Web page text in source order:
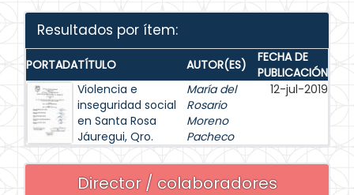
Resultados por ítem:
PORTADATÍTULO AUTOR(ES)
FECHA DE
PUBLICACIÓN
Violencia e
inseguridad social
en Santa Rosa
Jáuregui, Qro.
María del
Rosario
Moreno
Pacheco
12-jul-2019
Director / colaboradores